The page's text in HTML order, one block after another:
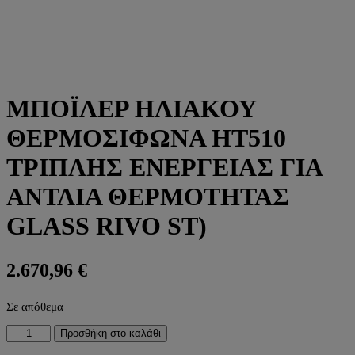
ΜΠΟΪΛΕΡ ΗΛΙΑΚΟΥ
ΘΕΡΜΟΣΙΦΩΝΑ HT510
ΤΡΙΠΛΗΣ ΕΝΕΡΓΕΙΑΣ ΓΙΑ
ΑΝΤΛΙΑ ΘΕΡΜΟΤΗΤΑΣ
GLASS RIVO ST)
2.670,96 €
Σε απόθεμα
ΜΠΟΪΛΕΡ
ΗΛΙΑΚΟΥ
Προσθήκη στο καλάθι